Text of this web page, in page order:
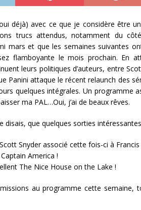
déjà) avec ce que je considère être
trucs attendus, notamment du côté
mars et que les semaines suivantes
flamboyante le mois prochain. En
leurs politiques d’auteurs, entre
Panini attaque le récent relaunch des
quelques intégrales. Un programme
ma PAL…Oui, j’ai de beaux rêves.
disais, que quelques sorties
Snyder associé cette fois-ci à
America !
The Nice House on the Lake !
au programme cette semaine,